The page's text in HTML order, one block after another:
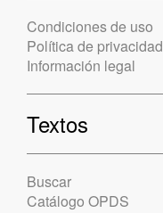
Condiciones de uso
Política de privacidad
Información legal
Textos
Buscar
Catálogo OPDS